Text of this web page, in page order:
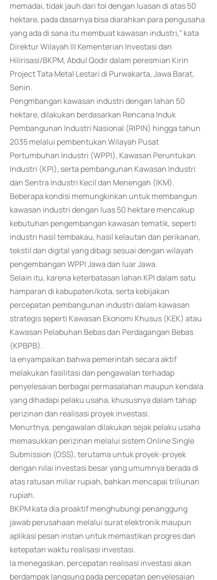
memadai, tidak jauh dari tol dengan luasan di atas 50
hektare, pada dasarnya bisa diarahkan para pengusaha
yang ada di sana itu membuat kawasan industri," kata
Direktur Wilayah III Kementerian Investasi dan
Hilirisasi/BKPM, Abdul Qodir dalam peresmian Kirin
Project Tata Metal Lestari di Purwakarta, Jawa Barat,
Senin.
Pengmbangan kawasan industri dengan lahan 50
hektare, dilakukan berdasarkan Rencana Induk
Pembangunan Industri Nasional (RIPIN) hingga tahun
2035 melalui pembentukan Wilayah Pusat
Pertumbuhan Industri (WPPI), Kawasan Peruntukan
Industri (KPI), serta pembangunan Kawasan Industri
dan Sentra Industri Kecil dan Menengah (IKM).
Beberapa kondisi memungkinkan untuk membangun
kawasan industri dengan luas 50 hektare mencakup
kebutuhan pengembangan kawasan tematik, seperti
industri hasil tembakau, hasil kelautan dan perikanan,
tekstil dan digital yang dibagi sesuai dengan wilayah
pengembangan WPPI Jawa dan luar Jawa.
Selain itu, karena keterbatasan lahan KPI dalam satu
hamparan di kabupaten/kota, serta kebijakan
percepatan pembangunan industri dalam kawasan
strategis seperti Kawasan Ekonomi Khusus (KEK) atau
Kawasan Pelabuhan Bebas dan Perdagangan Bebas
(KPBPB).
Ia enyampaikan bahwa pemerintah secara aktif
melakukan fasilitasi dan pengawalan terhadap
penyelesaian berbagai permasalahan maupun kendala
yang dihadapi pelaku usaha, khususnya dalam tahap
perizinan dan realisasi proyek investasi.
Menurtnya, pengawalan dilakukan sejak pelaku usaha
memasukkan perizinan melalui sistem Online Single
Submission (OSS), terutama untuk proyek-proyek
dengan nilai investasi besar yang umumnya berada di
atas ratusan miliar rupiah, bahkan mencapai triliunan
rupiah.
BKPM kata dia proaktif menghubungi penanggung
jawab perusahaan melalui surat elektronik maupun
aplikasi pesan instan untuk memastikan progres dan
ketepatan waktu realisasi investasi.
Ia menegaskan, percepatan realisasi investasi akan
berdampak langsung pada percepatan penyelesaian